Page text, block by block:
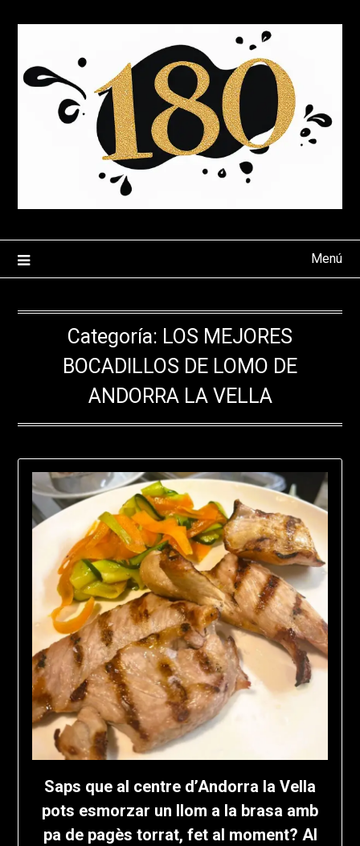
Menú
Categoría: LOS MEJORES
BOCADILLOS DE LOMO DE
ANDORRA LA VELLA
Saps que al centre d’Andorra la Vella
pots esmorzar un llom a la brasa amb
pa de pagès torrat, fet al moment? Al